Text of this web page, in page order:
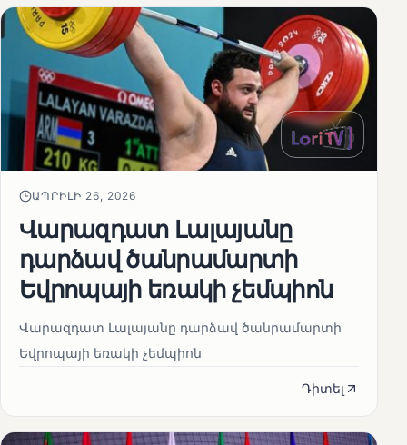
ԱՊՐԻԼԻ 26, 2026
Վարազդատ Լալայանը
դարձավ ծանրամարտի
Եվրոպայի եռակի չեմպիոն
Վարազդատ Լալայանը դարձավ ծանրամարտի
Եվրոպայի եռակի չեմպիոն
Դիտել